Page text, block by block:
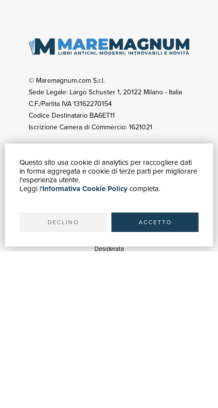
Questo sito usa cookie di analytics per raccogliere dati
in forma aggregata e cookie di terze parti per migliorare
l'esperienza utente.
Leggi l'Informativa Cookie Policycompleta.
DECLINO ACCETTO
© Maremagnum.com S.r.l.
Sede Legale: Largo Schuster 1, 20122 Milano - Italia
C.F./Partita IVA 13162270154
Codice Destinatario BA6ET11
Iscrizione Camera di Commercio: 1621021
GUIDA ACQUISTI
Catalogo
Ricerca avanzata
Spedizioni
Desiderata